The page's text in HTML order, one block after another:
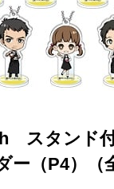
スタンド
ー（P4）（